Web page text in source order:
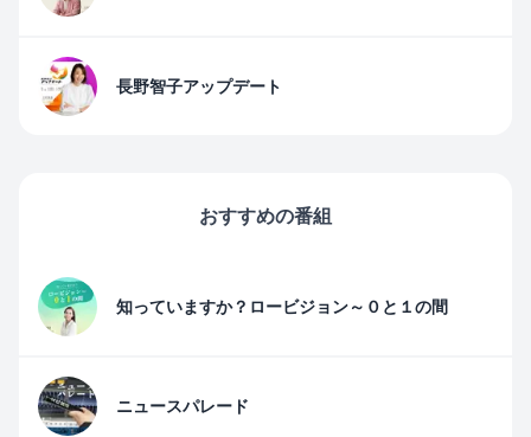
長野智子アップデート
おすすめの番組
知っていますか？ロービジョン～０と１の間
ニュースパレード